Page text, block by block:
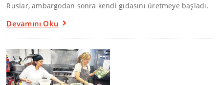
Ruslar, ambargodan sonra kendi gıdasını üretmeye başladı.
Devamını Oku